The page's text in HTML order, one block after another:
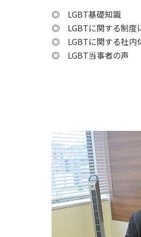
◎ LGBT基礎知識
◎ LGBTに関する制度
◎ LGBTに関する社内
◎ LGBT当事者の声